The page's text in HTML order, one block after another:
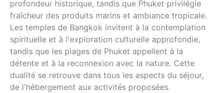
profondeur historique, tandis que Phuket privilégie
fraîcheur des produits marins et ambiance tropicale.
Les temples de Bangkok invitent à la contemplation
spirituelle et à l'exploration culturelle approfondie,
tandis que les plages de Phuket appellent à la
détente et à la reconnexion avec la nature. Cette
dualité se retrouve dans tous les aspects du séjour,
de l'hébergement aux activités proposées.